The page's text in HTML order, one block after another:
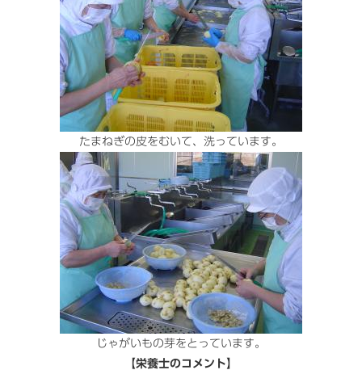
たまねぎの皮をむいて、洗っています。
じゃがいもの芽をとっています。
【栄養士のコメント】